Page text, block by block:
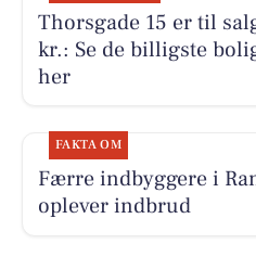
Thorsgade 15 er til
kr.: Se de billigste
her
FAKTA OM
Færre indbyggere i
oplever indbrud